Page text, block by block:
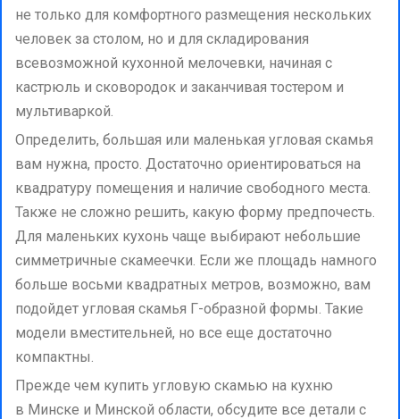
не только для комфортного размещения нескольких
человек за столом, но и для складирования
всевозможной кухонной мелочевки, начиная с
кастрюль и сковородок и заканчивая тостером и
мультиваркой.
Определить, большая или маленькая угловая скамья
вам нужна, просто. Достаточно ориентироваться на
квадратуру помещения и наличие свободного места.
Также не сложно решить, какую форму предпочесть.
Для маленьких кухонь чаще выбирают небольшие
симметричные скамеечки. Если же площадь намного
больше восьми квадратных метров, возможно, вам
подойдет угловая скамья Г-образной формы. Такие
модели вместительней, но все еще достаточно
компактны.
Прежде чем купить угловую скамью на кухню
в Минске и Минской области, обсудите все детали с